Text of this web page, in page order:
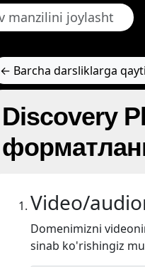
← Barcha darsliklarga
Discovery
Video/
Domenimizni
sinab ko'rishingiz